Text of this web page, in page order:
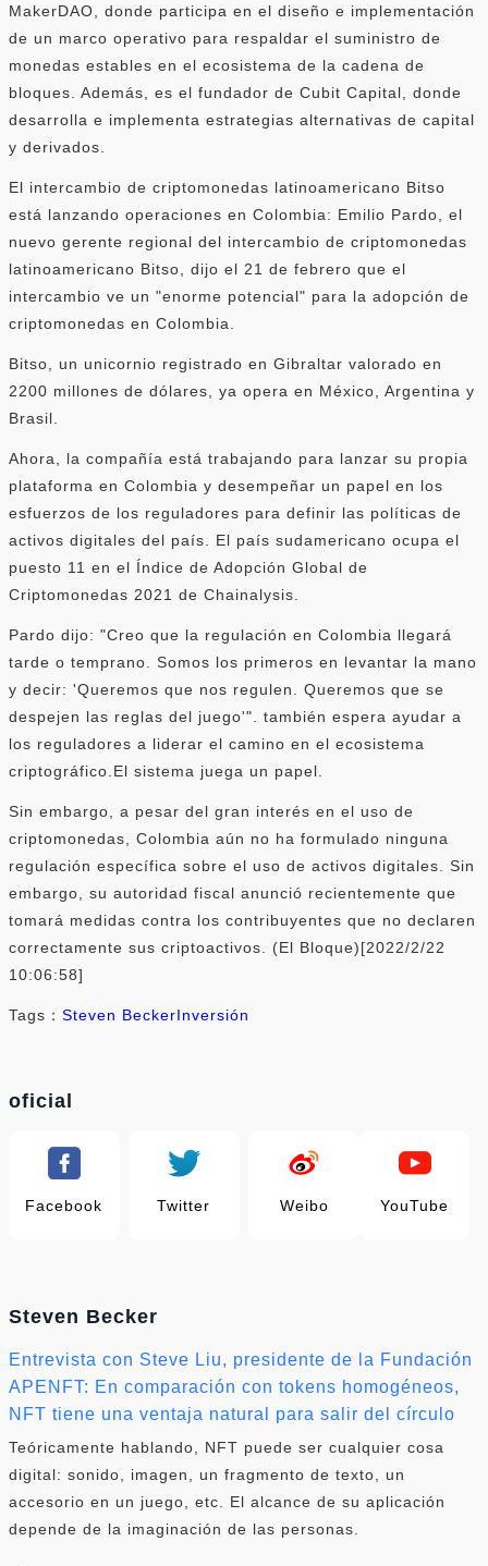
MakerDAO, donde participa en el diseño e implementación
de un marco operativo para respaldar el suministro de
monedas estables en el ecosistema de la cadena de
bloques. Además, es el fundador de Cubit Capital, donde
desarrolla e implementa estrategias alternativas de capital
y derivados.
El intercambio de criptomonedas latinoamericano Bitso
está lanzando operaciones en Colombia: Emilio Pardo, el
nuevo gerente regional del intercambio de criptomonedas
latinoamericano Bitso, dijo el 21 de febrero que el
intercambio ve un "enorme potencial" para la adopción de
criptomonedas en Colombia.
Bitso, un unicornio registrado en Gibraltar valorado en
2200 millones de dólares, ya opera en México, Argentina y
Brasil.
Ahora, la compañía está trabajando para lanzar su propia
plataforma en Colombia y desempeñar un papel en los
esfuerzos de los reguladores para definir las políticas de
activos digitales del país. El país sudamericano ocupa el
puesto 11 en el Índice de Adopción Global de
Criptomonedas 2021 de Chainalysis.
Pardo dijo: "Creo que la regulación en Colombia llegará
tarde o temprano. Somos los primeros en levantar la mano
y decir: 'Queremos que nos regulen. Queremos que se
despejen las reglas del juego'". también espera ayudar a
los reguladores a liderar el camino en el ecosistema
criptográfico.El sistema juega un papel.
Sin embargo, a pesar del gran interés en el uso de
criptomonedas, Colombia aún no ha formulado ninguna
regulación específica sobre el uso de activos digitales. Sin
embargo, su autoridad fiscal anunció recientemente que
tomará medidas contra los contribuyentes que no declaren
correctamente sus criptoactivos. (El Bloque)[2022/2/22
10:06:58]
Tags： Steven BeckerInversión
oficial
Facebook Twitter Weibo YouTube
Steven Becker
Entrevista con Steve Liu, presidente de la Fundación
APENFT: En comparación con tokens homogéneos,
NFT tiene una ventaja natural para salir del círculo
Teóricamente hablando, NFT puede ser cualquier cosa
digital: sonido, imagen, un fragmento de texto, un
accesorio en un juego, etc. El alcance de su aplicación
depende de la imaginación de las personas.